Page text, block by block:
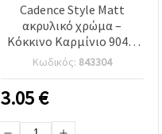
Cadence Style Matt
ακρυλικό χρώμα –
Κόκκινο Καρμίνιο 9041,
120 ml | Ματ φινίρισμα,
πολυεπιφανειακό
ακρυλικό για καμβά,
ξύλο, χαρτί, DIY
χειροτεχνίες &
Κωδικός: 843304
3.05€